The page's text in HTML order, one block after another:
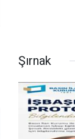
Şırnak